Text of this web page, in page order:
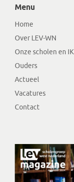
Menu
Home
Over LEV-WN
Onze scholen en
Ouders
Actueel
Vacatures
Contact